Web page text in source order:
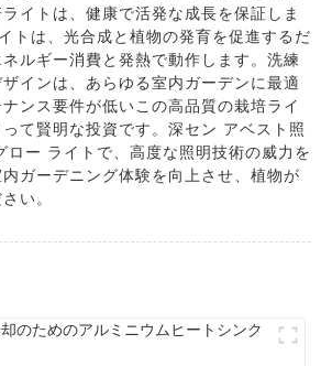
イトは、健康で活発な成長を保証しま
トは、光合成と植物の発育を促進するだ
ルギー消費と発熱で動作します。洗練
インは、あらゆる室内ガーデンに最適
ンス要件が低いこの高品質の栽培ライ
って賢明な投資です。深セン アベスト照
ロー ライトで、高度な照明技術の威力を
ガーデニング体験を向上させ、植物が
い。